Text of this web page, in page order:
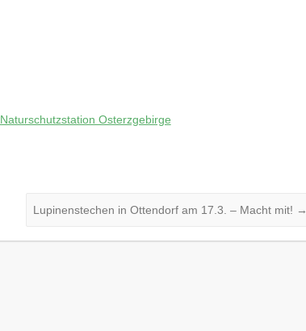
Naturschutzstation Osterzgebirge
Lupinenstechen in Ottendorf am 17.3. – Macht mit! →